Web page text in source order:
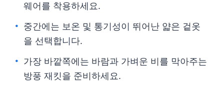
웨어를 착용하세요.
중간에는 보온 및 통기성이 뛰어난 얇은 겉옷
을 선택합니다.
가장 바깥쪽에는 바람과 가벼운 비를 막아주는
방풍 재킷을 준비하세요.